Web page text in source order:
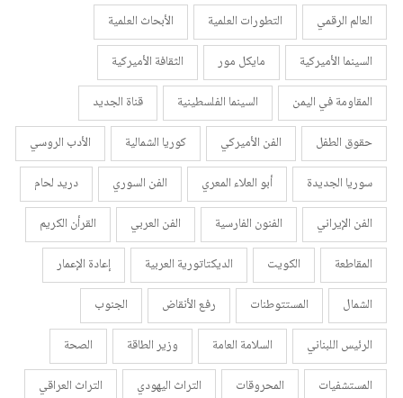
العالم الرقمي
التطورات العلمية
الأبحاث العلمية
السينما الأميركية
مايكل مور
الثقافة الأميركية
المقاومة في اليمن
السينما الفلسطينية
قناة الجديد
حقوق الطفل
الفن الأميركي كوريا الشمالية
الأدب الروسي
سوريا الجديدة
أبو العلاء المعري الفن السوري
دريد لحام
الفن الإيراني
الفنون الفارسية الفن العربي
القرأن الكريم
المقاطعة
الكويت الديكتاتورية العربية
إعادة الإعمار
الشمال
المستتوطنات رفع الأنقاض
الجنوب
الرئيس اللبناني
السلامة العامة وزير الطاقة
الصحة
المستشفيات
المحروقات التراث اليهودي
التراث العراقي